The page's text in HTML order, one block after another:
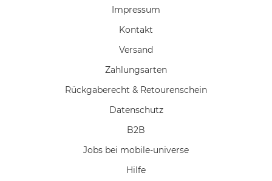
Impressum
Kontakt
Versand
Zahlungsarten
Rückgaberecht & Retourenschein
Datenschutz
B2B
Jobs bei mobile-universe
Hilfe